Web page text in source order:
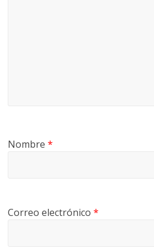
Nombre*
Correo electrónico*